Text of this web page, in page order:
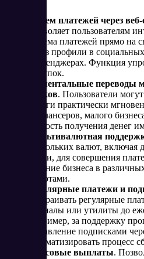
Прием платежей через
Позволяет пользователям
приема платежей прямо на
через профили в
мессенджерах. Функция
покупок.
Моментальные переводы
банков. Пользователи
деньги практически
фрилансеров, малого
скорость получения денег
Мультивалютная
нескольких валют,
рубли, для совершения
ведение бизнеса в
валютами.
Регулярные платежи и
настраивать регулярные
журналы или утилиты до
например, за поддержку
Управление подписками
автоматизировать процесс
Массовые выплаты.